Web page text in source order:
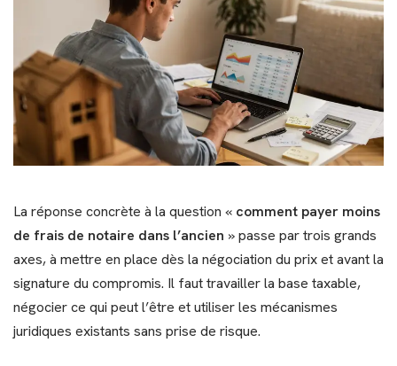
La réponse concrète à la question « comment payer moins
de frais de notaire dans l’ancien » passe par trois grands
axes, à mettre en place dès la négociation du prix et avant la
signature du compromis. Il faut travailler la base taxable,
négocier ce qui peut l’être et utiliser les mécanismes
juridiques existants sans prise de risque.